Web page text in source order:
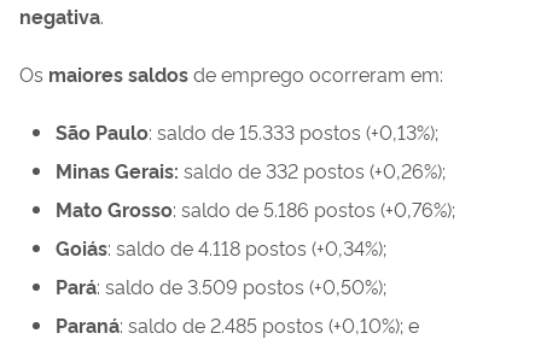
negativa.
Os maiores saldosde emprego ocorreram em:
São Paulo: saldo de 15.333 postos (+0,13%);
Minas Gerais: saldo de 332 postos (+0,26%);
Mato Grosso: saldo de 5.186 postos (+0,76%);
Goiás: saldo de 4.118 postos (+0,34%);
Pará: saldo de 3.509 postos (+0,50%);
Paraná: saldo de 2.485 postos (+0,10%); e